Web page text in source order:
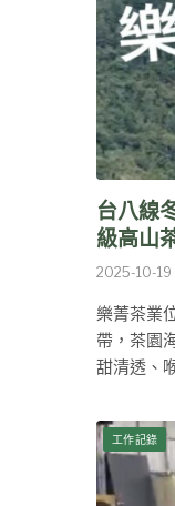
台八線
級高山
2025-10-19
樂菁茶業
帶，茶園
甜清透、
工作記錄